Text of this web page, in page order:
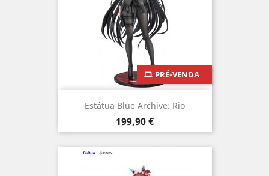
Estátua Blue Archive: Rio
Preço
199,90 €
PRÉ-VENDA